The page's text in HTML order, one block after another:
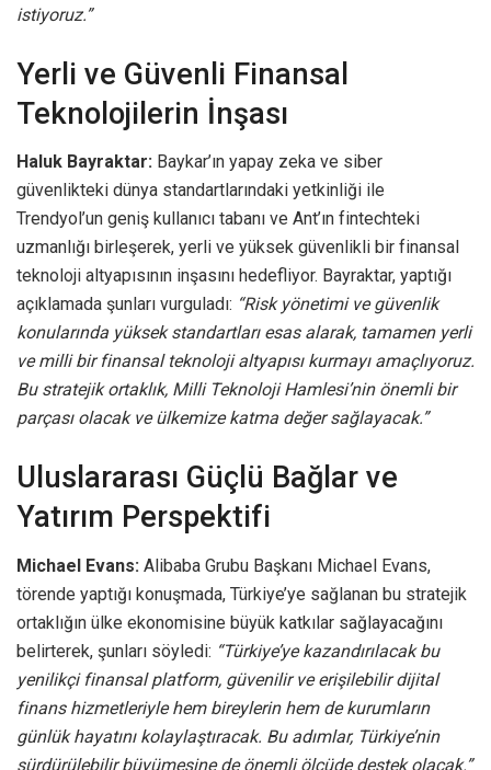
istiyoruz.”
Yerli ve Güvenli Finansal
Teknolojilerin İnşası
Haluk Bayraktar: Baykar’ın yapay zeka ve siber
güvenlikteki dünya standartlarındaki yetkinliği ile
Trendyol’un geniş kullanıcı tabanı ve Ant’ın fintechteki
uzmanlığı birleşerek, yerli ve yüksek güvenlikli bir finansal
teknoloji altyapısının inşasını hedefliyor. Bayraktar, yaptığı
açıklamada şunları vurguladı: “Risk yönetimi ve güvenlik
konularında yüksek standartları esas alarak, tamamen yerli
ve milli bir finansal teknoloji altyapısı kurmayı amaçlıyoruz.
Bu stratejik ortaklık, Milli Teknoloji Hamlesi’nin önemli bir
parçası olacak ve ülkemize katma değer sağlayacak.”
Uluslararası Güçlü Bağlar ve
Yatırım Perspektifi
Michael Evans: Alibaba Grubu Başkanı Michael Evans,
törende yaptığı konuşmada, Türkiye’ye sağlanan bu stratejik
ortaklığın ülke ekonomisine büyük katkılar sağlayacağını
belirterek, şunları söyledi: “Türkiye’ye kazandırılacak bu
yenilikçi finansal platform, güvenilir ve erişilebilir dijital
finans hizmetleriyle hem bireylerin hem de kurumların
günlük hayatını kolaylaştıracak. Bu adımlar, Türkiye’nin
sürdürülebilir büyümesine de önemli ölçüde destek olacak.”